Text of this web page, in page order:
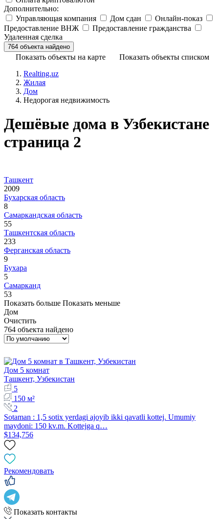
Дополнительно:
Управляющая компания
Дом сдан
Онлайн-показ
Предоставление ВНЖ
Предоставление гражданства
Удаленная сделка
Показать объекты на карте
Показать объекты списком
Realting.uz
Жилая
Дом
Недорогая недвижимость
Дешёвые дома в Узбекистане
страница 2
Ташкент
2009
Бухарская область
8
Самаркандская область
55
Ташкентская область
233
Ферганская область
9
Бухара
5
Самарканд
53
Показать больше Показать меньше
Дом
Очистить
764 объекта найдено
Дом 5 комнат
Ташкент, Узбекистан
5
150 м²
2
Sotaman : 1,5 sotix yerdagi ajoyib ikki qavatli kottej. Umumiy
maydoni: 150 kv.m. Kottejga q…
$134,756
Рекомендовать
Показать контакты